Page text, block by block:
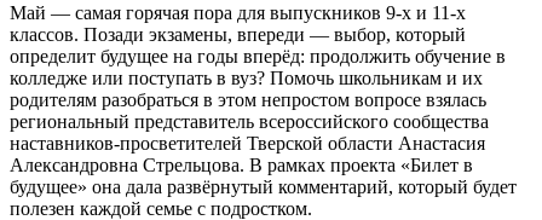
Май — самая горячая пора для выпускников 9-х и 11-х
классов. Позади экзамены, впереди — выбор, который
определит будущее на годы вперёд: продолжить обучение в
колледже или поступать в вуз? Помочь школьникам и их
родителям разобраться в этом непростом вопросе взялась
региональный представитель всероссийского сообщества
наставников-просветителей Тверской области Анастасия
Александровна Стрельцова. В рамках проекта «Билет в
будущее» она дала развёрнутый комментарий, который будет
полезен каждой семье с подростком.